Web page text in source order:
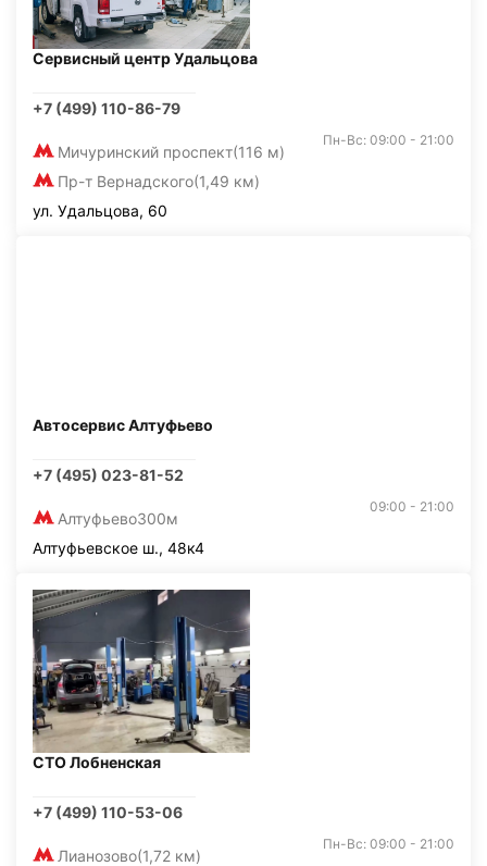
Сервисный центр Удальцова
+7 (499) 110-86-79
Мичуринский проспект(116 м)
Пр-т Вернадского(1,49 км)
Пн-Вс: 09:00 - 21:00
ул. Удальцова, 60
Автосервис Алтуфьево
+7 (495) 023-81-52
Алтуфьево300м
09:00 - 21:00
Алтуфьевское ш., 48к4
СТО Лобненская
+7 (499) 110-53-06
Лианозово(1,72 км)
Пн-Вс: 09:00 - 21:00